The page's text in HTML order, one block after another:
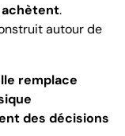
.
autour de
remplace
des décisions